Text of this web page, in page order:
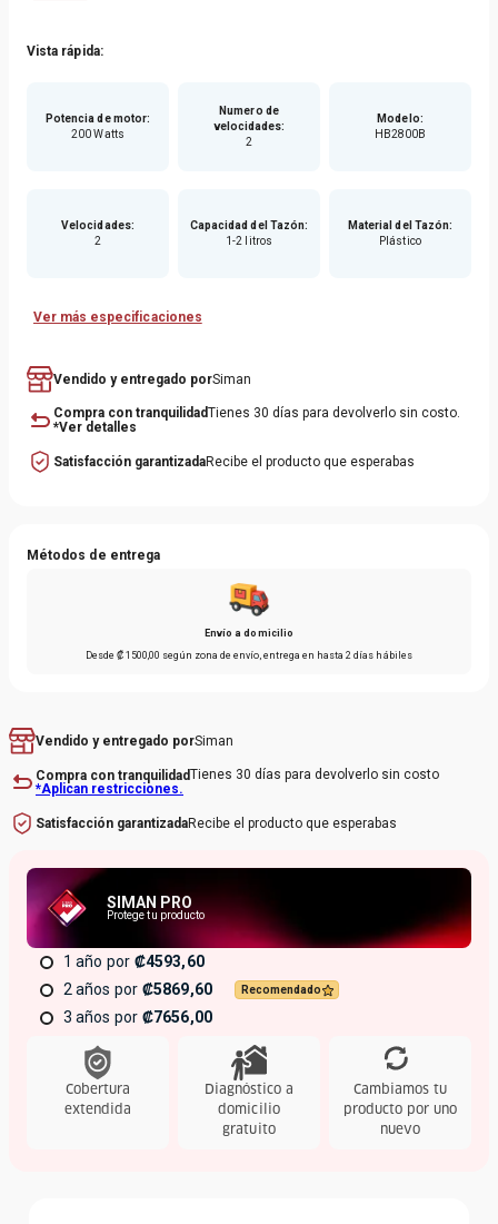
lavar.La Batidora de Inmersión Black + Decker es Ideal para
para elaborar mezclas rápidas . Incluye: Taza de mezclar,
recipiente para picar, batidor de huevos.
Vista rápida:
Potencia de motor:
200 Watts
Numero de
velocidades:
2
Modelo:
HB2800B
Velocidades:
2
Capacidad del Tazón:
1-2 litros
Material del Tazón:
Plástico
Ver más especificaciones
Vendido y entregado porSiman
Compra con tranquilidadTienes 30 días para devolverlo sin costo.
*Ver detalles
Satisfacción garantizadaRecibe el producto que esperabas
Métodos de entrega
Envío a domicilio
Desde₡ 1500,00 según zona de envío, entrega en hasta2 días hábiles
Vendido y entregado porSiman
Compra con tranquilidadTienes 30 días para devolverlo sin costo
*Aplican restricciones.
Satisfacción garantizadaRecibe el producto que esperabas
SIMAN PRO
Protege tu producto
1 año
₡4593,60
2 años
₡5869,60 Recomendado
3 años ₡7656,00
Cobertura
extendida
Diagnóstico a
domicilio
gratuito
Cambiamos tu
producto por uno
nuevo